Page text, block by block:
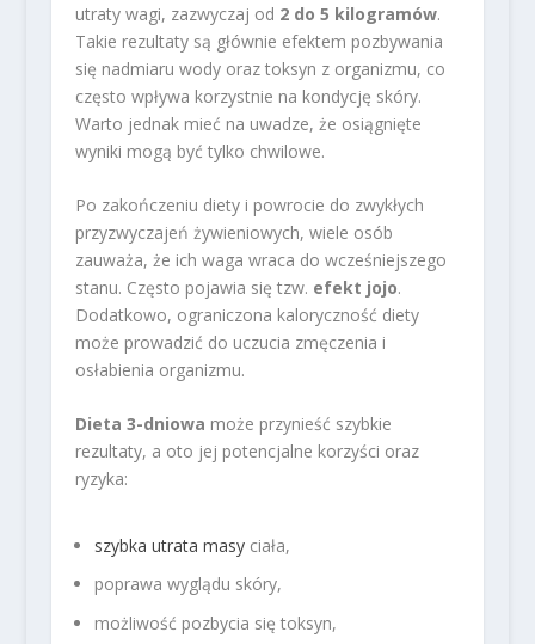
utraty wagi, zazwyczaj od 2 do 5 kilogramów.
Takie rezultaty są głównie efektem pozbywania
się nadmiaru wody oraz toksyn z organizmu, co
często wpływa korzystnie na kondycję skóry.
Warto jednak mieć na uwadze, że osiągnięte
wyniki mogą być tylko chwilowe.
Po zakończeniu diety i powrocie do zwykłych
przyzwyczajeń żywieniowych, wiele osób
zauważa, że ich waga wraca do wcześniejszego
stanu. Często pojawia się tzw. efekt jojo.
Dodatkowo, ograniczona kaloryczność diety
może prowadzić do uczucia zmęczenia i
osłabienia organizmu.
Dieta 3-dniowa może przynieść szybkie
rezultaty, a oto jej potencjalne korzyści oraz
ryzyka:
szybka utrata masyciała,
poprawa wyglądu skóry,
możliwość pozbycia się toksyn,